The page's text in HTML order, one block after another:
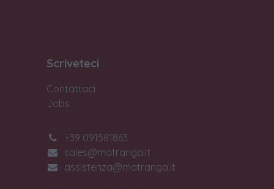
Scriveteci
Contattaci
Jobs
+39 091581863
sales@matranga.it
assistenza@matranga.it